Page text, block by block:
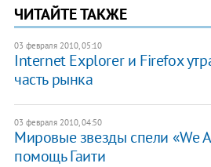
ЧИТАЙТЕ ТАКЖЕ
03 февраля 2010, 05:10
Internet Explorer и Firefox
часть рынка
03 февраля 2010, 04:50
Мировые звезды спели «We
помощь Гаити